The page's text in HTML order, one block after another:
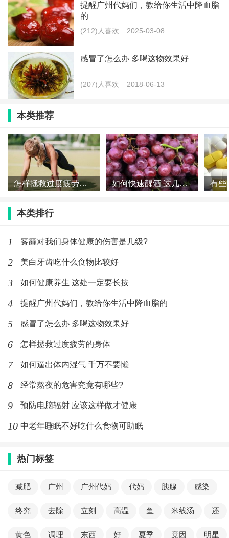
提醒广州代妈们，教给你生活中降血脂
的
(212)人喜欢 2025-03-08
感冒了怎么办 多喝这物效果好
(207)人喜欢 2018-06-13
本类推荐
怎样拯救过度疲劳的身体 如何快速醒酒 这几个妙招一定要收藏好
本类排行
1 雾霾对我们身体健康的伤害是几级?
2 美白牙齿吃什么食物比较好
3 如何健康养生 这处一定要长按
4 提醒广州代妈们，教给你生活中降血脂的
5 感冒了怎么办 多喝这物效果好
6 怎样拯救过度疲劳的身体
7 如何逼出体内湿气 千万不要懒
8 经常熬夜的危害究竟有哪些?
9 预防电脑辐射 应该这样做才健康
10 中老年睡眠不好吃什么食物可助眠
热门标签
减肥 广州 广州代妈 代妈 胰腺 感染
终究 去除 立刻 高温 鱼 米线汤 还
黄色 调理 东西 好 夏季 竟因 明星